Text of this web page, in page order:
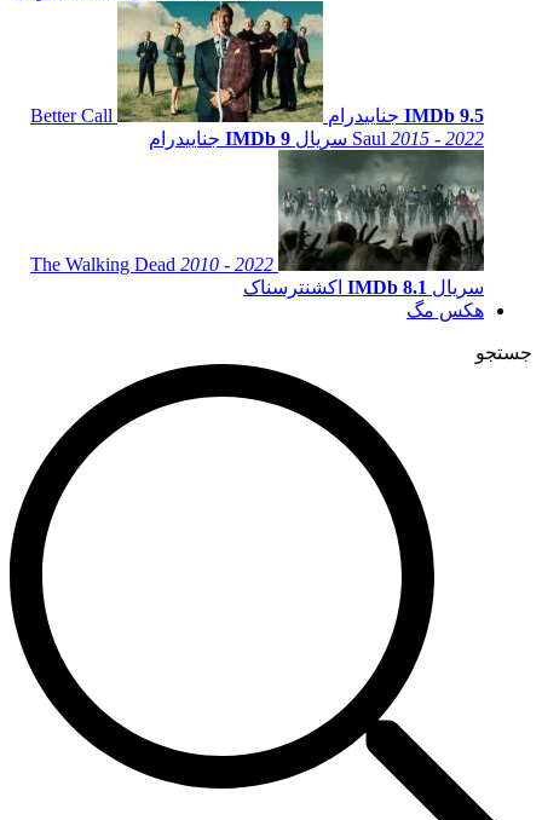
IMDb 9.5 جناییدرام
Better Call
Saul 2015 - 2022 سریال IMDb 9 جناییدرام
The Walking Dead 2010 - 2022
سریال IMDb 8.1 اکشنترسناک
هکس مگ
جستجو